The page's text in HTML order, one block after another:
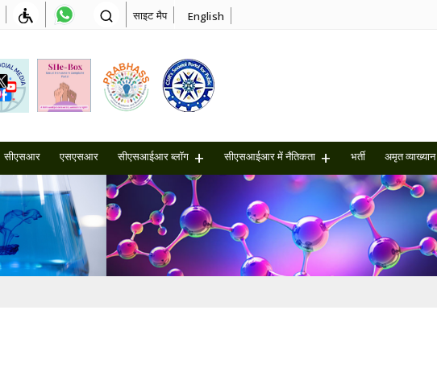
साइट मैप English
सीएसआर एसएसआर सीएसआईआर ब्लॉग सीएसआईआर में नैतिकता भर्ती अमृत ​​व्याख्यान